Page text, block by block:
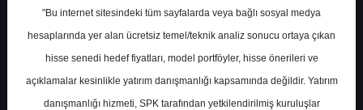
GARAN - TÜRKİYE GARANTİ
BANKASI A.Ş.
"Bu internet sitesindeki tüm sayfalarda veya bağlı sosyal medya
hesaplarında yer alan ücretsiz temel/teknik analiz sonucu ortaya çıkan
hisse senedi hedef fiyatları, model portföyler, hisse önerileri ve
açıklamalar kesinlikle yatırım danışmanlığı kapsamında değildir. Yatırım
danışmanlığı hizmeti, SPK tarafından yetkilendirilmiş kuruluşlar